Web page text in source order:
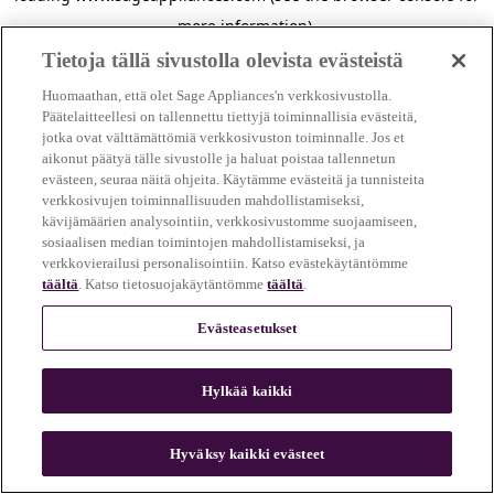
more information).
n
Tietoja tällä sivustolla olevista evästeistä
Huomaathan, että olet Sage Appliances'n verkkosivustolla.
Päätelaitteellesi on tallennettu tiettyjä toiminnallisia evästeitä,
jotka ovat välttämättömiä verkkosivuston toiminnalle. Jos et
aikonut päätyä tälle sivustolle ja haluat poistaa tallennetun
evästeen, seuraa näitä ohjeita. Käytämme evästeitä ja tunnisteita
verkkosivujen toiminnallisuuden mahdollistamiseksi,
kävijämäärien analysointiin, verkkosivustomme suojaamiseen,
sosiaalisen median toimintojen mahdollistamiseksi, ja
verkkovierailusi personalisointiin. Katso evästekäytäntömme
täältä. Katso tietosuojakäytäntömmetäältä.
Evästeasetukset
Hylkää kaikki
Hyväksy kaikki evästeet